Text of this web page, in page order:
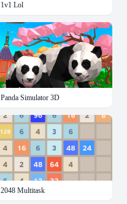
1v1 Lol
Panda Simulator 3D
2048 Multitask